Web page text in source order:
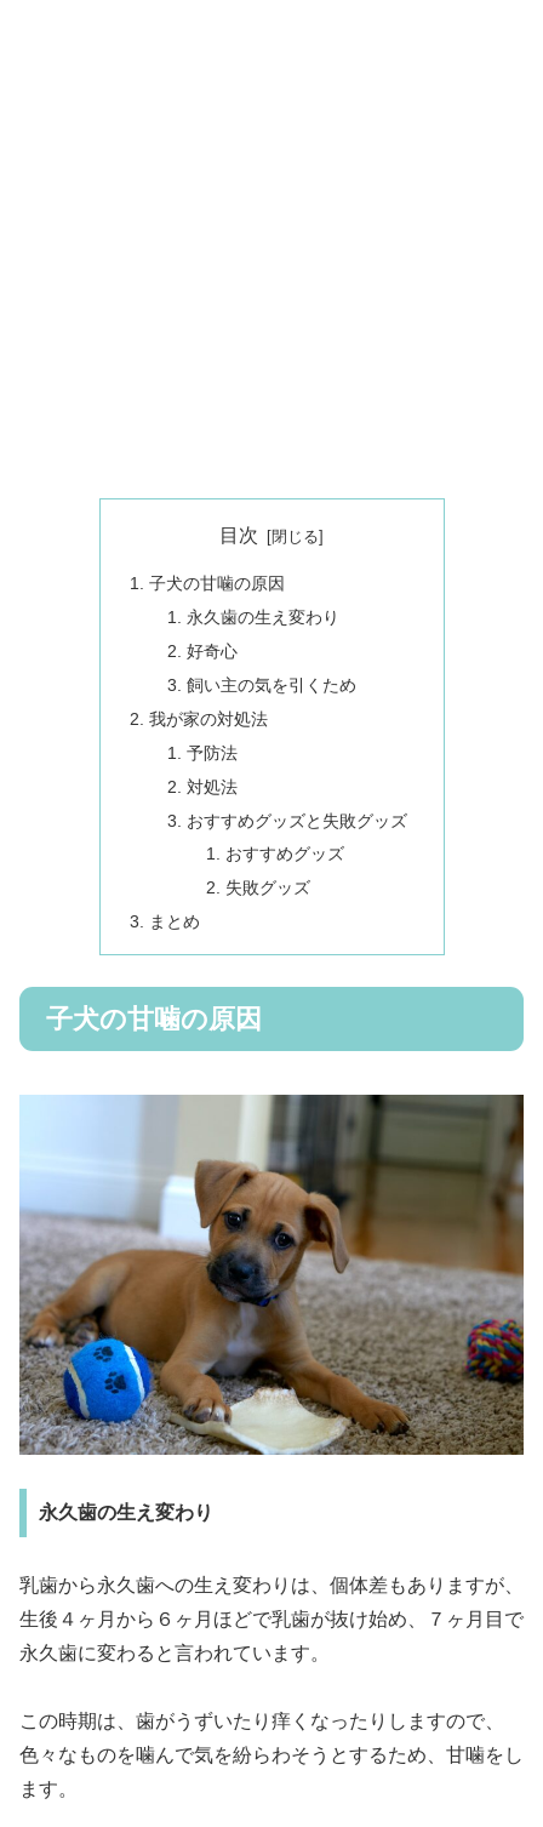
目次
子犬の甘噛の原因
永久歯の生え変わり
好奇心
飼い主の気を引くため
我が家の対処法
予防法
対処法
おすすめグッズと失敗グッズ
おすすめグッズ
失敗グッズ
まとめ
子犬の甘噛の原因
永久歯の生え変わり
乳歯から永久歯への生え変わりは、個体差もありますが、
生後４ヶ月から６ヶ月ほどで乳歯が抜け始め、７ヶ月目で
永久歯に変わると言われています。
この時期は、歯がうずいたり痒くなったりしますので、
色々なものを噛んで気を紛らわそうとするため、甘噛をし
ます。